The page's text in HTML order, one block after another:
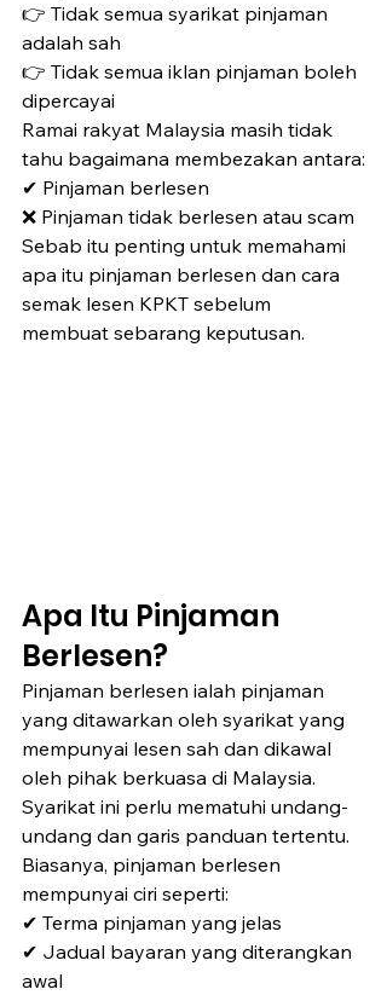
👉 Tidak semua syarikat pinjaman
adalah sah
👉 Tidak semua iklan pinjaman boleh
dipercayai
Ramai rakyat Malaysia masih tidak
tahu bagaimana membezakan antara:
✔ Pinjaman berlesen
❌ Pinjaman tidak berlesen atau scam
Sebab itu penting untuk memahami
apa itu pinjaman berlesen dan cara
semak lesen KPKT sebelum
membuat sebarang keputusan.
Apa Itu Pinjaman
Berlesen?
Pinjaman berlesen ialah pinjaman
yang ditawarkan oleh syarikat yang
mempunyai lesen sah dan dikawal
oleh pihak berkuasa di Malaysia.
Syarikat ini perlu mematuhi undang-
undang dan garis panduan tertentu.
Biasanya, pinjaman berlesen
mempunyai ciri seperti:
✔ Terma pinjaman yang jelas
✔ Jadual bayaran yang diterangkan
awal